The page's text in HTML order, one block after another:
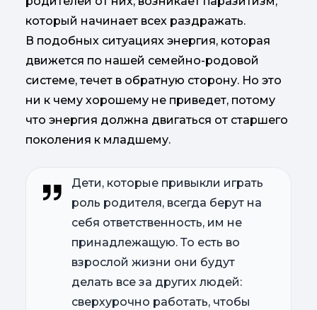
который начинает всех раздражать.
В подобных ситуациях энергия, которая
движется по нашей семейно-родовой
системе, течет в обратную сторону. Но это
ни к чему хорошему не приведет, потому
что энергия должна двигаться от старшего
поколения к младшему.
Дети, которые привыкли играть
роль родителя, всегда берут на
себя ответственность, им не
принадлежащую. То есть во
взрослой жизни они будут
делать все за других людей:
сверхурочно работать, чтобы